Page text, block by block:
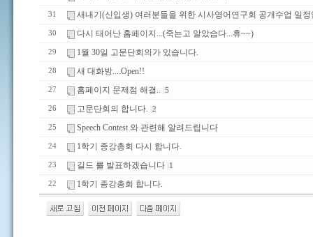
31 새내기(신입생) 여러분들을 위한 시사영어연구회 공개수업 일
30 다시 태어난 홈페이지...(죽는고 알았슴다...휴~~)
29 1월 30일 고문단회의가 있습니다.
28 새 대화방....Open!!
27 홈페이지 문제점 해결.. 5
26 고문단회의 합니다. 2
25 Speech Contest 와 관련해 알려드립니다
24 1학기 종강총회 다시 합니다.
23 길드 를 발표하겠습니다 1
22 1학기 종강총회 합니다.